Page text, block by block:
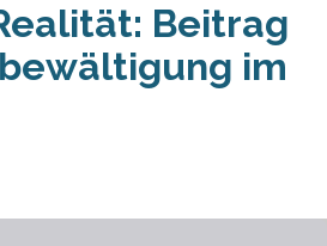
Beitrag
im